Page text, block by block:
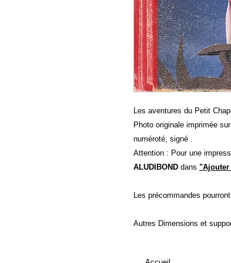
Les aventures du Petit
Photo originale imprimée
numéroté, signé .
Attention : Pour une
ALUDIBOND dans "Ajouter
Les précommandes
Autres Dimensions et